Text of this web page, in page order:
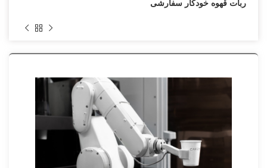
ربات قهوه خودکار سفارشی